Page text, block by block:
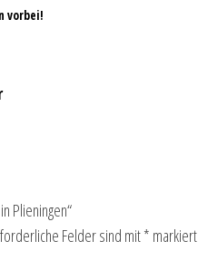
vorbei!
Plieningen“
Felder sind mit* markiert